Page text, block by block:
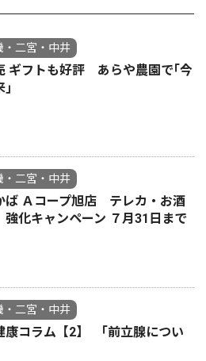
・二宮・中井
ギフトも好評 あらや農園で｢今
｣
・二宮・中井
ば Ａコープ旭店 テレカ・お酒
化キャンペーン ７月31日まで
・二宮・中井
康コラム【2】 ｢前立腺につい